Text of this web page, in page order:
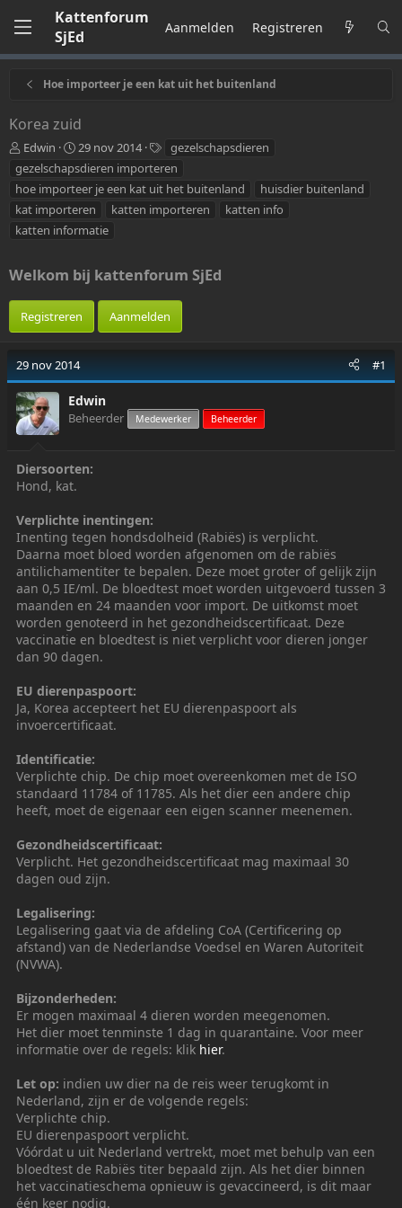
Kattenforum
SjEd
Aanmelden Registreren
Hoe importeer je een kat uit het buitenland
Korea zuid
O
d
e
r
w
p
t
t
e
r
Edwin
S
a
r
t
d
u
29 nov 2014
g
s
gezelschapsdieren
gezelschapsdieren importeren
hoe importeer je een kat uit het buitenland
huisdier buitenland
kat importeren
katten importeren
katten info
katten informatie
Welkom bij kattenforum SjEd
Registreren Aanmelden
29 nov 2014 #1
Edwin
Beheerder Medewerker Beheerder
Diersoorten:
Hond, kat.
Verplichte inentingen:
Inenting tegen hondsdolheid (Rabiës) is verplicht.
Daarna moet bloed worden afgenomen om de rabiës
antilichamentiter te bepalen. Deze moet groter of gelijk zijn
aan 0,5 IE/ml. De bloedtest moet worden uitgevoerd tussen 3
maanden en 24 maanden voor import. De uitkomst moet
worden genoteerd in het gezondheidscertificaat. Deze
vaccinatie en bloedtest is niet verplicht voor dieren jonger
dan 90 dagen.
EU dierenpaspoort:
Ja, Korea accepteert het EU dierenpaspoort als
invoercertificaat.
Identificatie:
Verplichte chip. De chip moet overeenkomen met de ISO
standaard 11784 of 11785. Als het dier een andere chip
heeft, moet de eigenaar een eigen scanner meenemen.
Gezondheidscertificaat:
Verplicht. Het gezondheidscertificaat mag maximaal 30
dagen oud zijn.
Legalisering:
Legalisering gaat via de afdeling CoA (Certificering op
afstand) van de Nederlandse Voedsel en Waren Autoriteit
(NVWA).
Bijzonderheden:
Er mogen maximaal 4 dieren worden meegenomen.
Het dier moet tenminste 1 dag in quarantaine. Voor meer
informatie over de regels: klik hier.
Let op: indien uw dier na de reis weer terugkomt in
Nederland, zijn er de volgende regels:
Verplichte chip.
EU dierenpaspoort verplicht.
Vóórdat u uit Nederland vertrekt, moet met behulp van een
bloedtest de Rabiës titer bepaald zijn. Als het dier binnen
het vaccinatieschema opnieuw is gevaccineerd, is dit maar
één keer nodig.